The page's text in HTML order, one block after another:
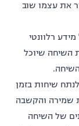
את עצמו שוב
רלוונטי
השיחה שיוכל
שיחות בזמן
שמירה והקשבה
של השיחה